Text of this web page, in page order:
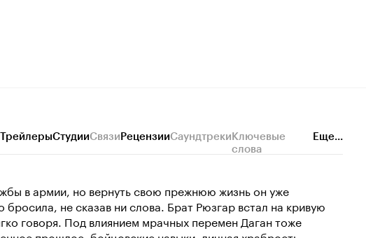
ТрейлерыСтудииСвязиРецензииСаундтрекиКлючевые
слова
Еще...
в армии, но вернуть свою прежнюю жизнь он уже
не сказав ни слова. Брат Рюзгар встал на кривую
говоря. Под влиянием мрачных перемен Даган тоже